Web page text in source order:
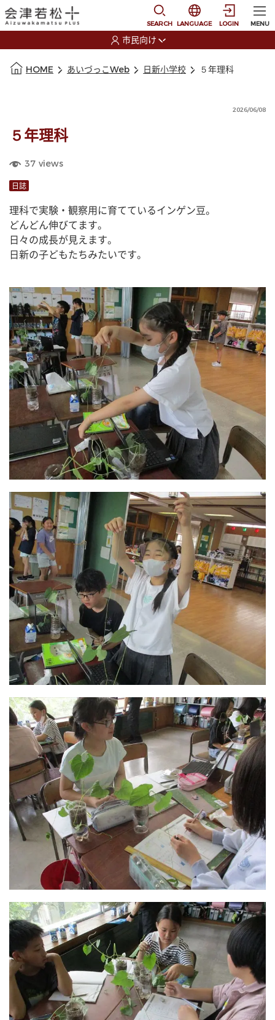
SEARCH
選択すると言語の切
LANGUAGE LOGIN MENU
市民向け
HOME あいづっこWeb 日新小学校 ５年理科
2026/06/08
５年理科
37 views
日誌
理科で実験・観察用に育てているインゲン豆。
どんどん伸びてます。
日々の成長が見えます。
日新の子どもたちみたいです。